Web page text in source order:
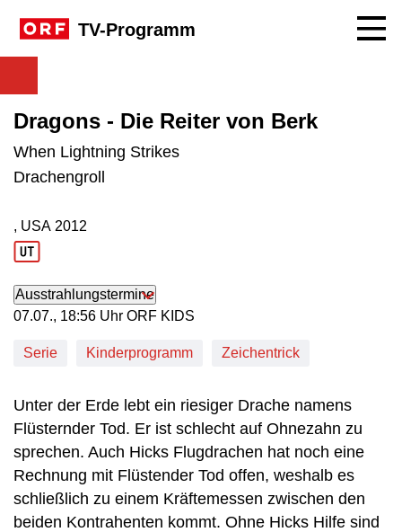
TV-Programm
Dragons - Die Reiter von Berk
When Lightning Strikes
Drachengroll
Produktionsland: USA
, USA
Produktionsjahr: 2012
2012
Ausstrahlungstermine
07. Juli, 18:56 Uhr in ORF KIDS
07.07., 18:56 Uhr ORF KIDS
Serie Kinderprogramm Zeichentrick
Unter der Erde lebt ein riesiger Drache namens
Flüsternder Tod. Er ist schlecht auf Ohnezahn zu
sprechen. Auch Hicks Flugdrachen hat noch eine
Rechnung mit Flüstender Tod offen, weshalb es
schließlich zu einem Kräftemessen zwischen den
beiden Kontrahenten kommt. Ohne Hicks Hilfe sind